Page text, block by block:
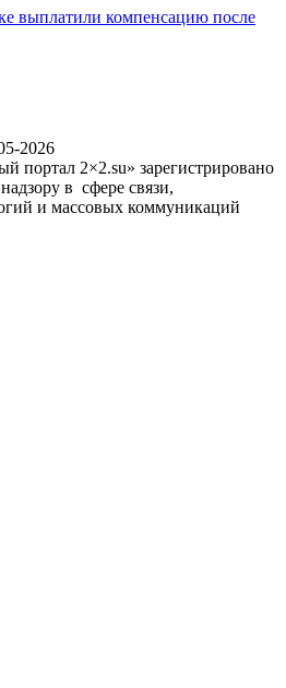
выплатили компенсацию после
2026
портал 2×2.su» зарегистрировано
в сфере связи,
и массовых коммуникаций